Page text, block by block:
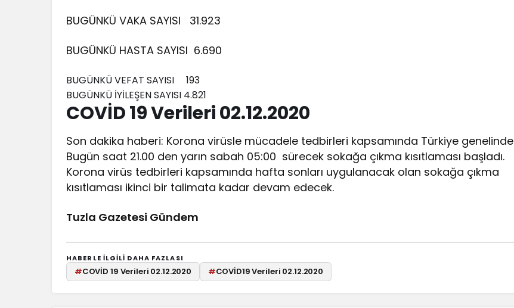
BUGÜNKÜ VAKA SAYISI 31.923
BUGÜNKÜ HASTA SAYISI 6.690
BUGÜNKÜ VEFAT SAYISI 193
BUGÜNKÜ İYİLEŞEN SAYISI 4.821
COVİD 19 Verileri 02.12.2020
Son dakika haberi: Korona virüsle mücadele tedbirleri kapsamında Türkiye genelinde
Bugün saat 21.00 den yarın sabah 05:00 sürecek sokağa çıkma kısıtlaması başladı.
Korona virüs tedbirleri kapsamında hafta sonları uygulanacak olan sokağa çıkma
kısıtlaması ikinci bir talimata kadar devam edecek.
Tuzla Gazetesi Gündem
HABERLE ILGILI DAHA FAZLASI
#COVİD 19 Verileri 02.12.2020 #COVİD19 Verileri 02.12.2020